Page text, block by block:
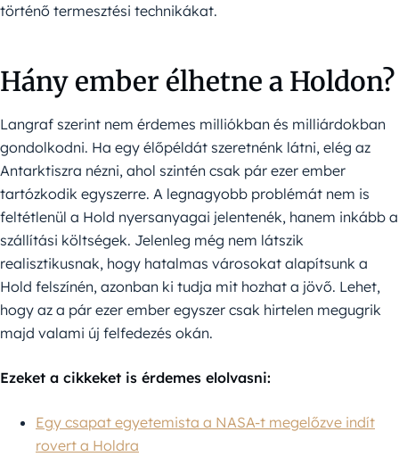
történő termesztési technikákat.
Hány ember élhetne a Holdon?
Langraf szerint nem érdemes milliókban és milliárdokban
gondolkodni. Ha egy élőpéldát szeretnénk látni, elég az
Antarktiszra nézni, ahol szintén csak pár ezer ember
tartózkodik egyszerre. A legnagyobb problémát nem is
feltétlenül a Hold nyersanyagai jelentenék, hanem inkább a
szállítási költségek. Jelenleg még nem látszik
realisztikusnak, hogy hatalmas városokat alapítsunk a
Hold felszínén, azonban ki tudja mit hozhat a jövő. Lehet,
hogy az a pár ezer ember egyszer csak hirtelen megugrik
majd valami új felfedezés okán.
Ezeket a cikkeket is érdemes elolvasni:
Egy csapat egyetemista a NASA-t megelőzve indít
rovert a Holdra